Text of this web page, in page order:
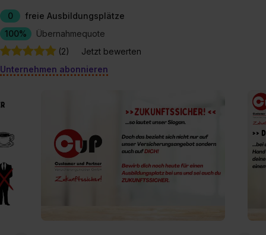
0
freie Ausbildungsplätze
100%
Übernahmequote
(2)
Jetzt bewerten
Unternehmen abonnieren